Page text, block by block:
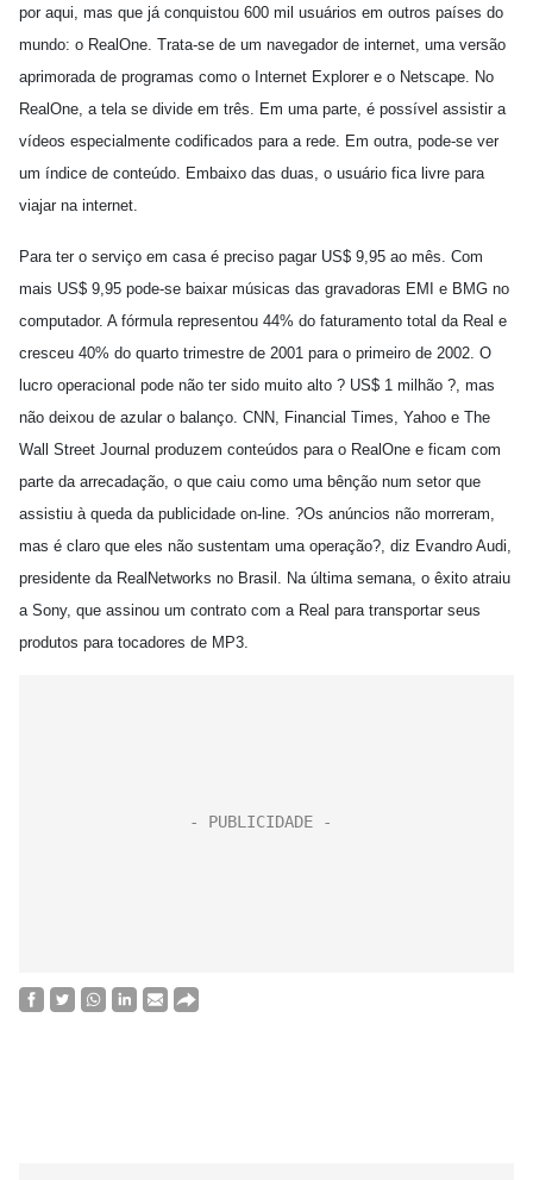
por aqui, mas que já conquistou 600 mil usuários em outros países do
mundo: o RealOne. Trata-se de um navegador de internet, uma versão
aprimorada de programas como o Internet Explorer e o Netscape. No
RealOne, a tela se divide em três. Em uma parte, é possível assistir a
vídeos especialmente codificados para a rede. Em outra, pode-se ver
um índice de conteúdo. Embaixo das duas, o usuário fica livre para
viajar na internet.
Para ter o serviço em casa é preciso pagar US$ 9,95 ao mês. Com
mais US$ 9,95 pode-se baixar músicas das gravadoras EMI e BMG no
computador. A fórmula representou 44% do faturamento total da Real e
cresceu 40% do quarto trimestre de 2001 para o primeiro de 2002. O
lucro operacional pode não ter sido muito alto ? US$ 1 milhão ?, mas
não deixou de azular o balanço. CNN, Financial Times, Yahoo e The
Wall Street Journal produzem conteúdos para o RealOne e ficam com
parte da arrecadação, o que caiu como uma bênção num setor que
assistiu à queda da publicidade on-line. ?Os anúncios não morreram,
mas é claro que eles não sustentam uma operação?, diz Evandro Audi,
presidente da RealNetworks no Brasil. Na última semana, o êxito atraiu
a Sony, que assinou um contrato com a Real para transportar seus
produtos para tocadores de MP3.